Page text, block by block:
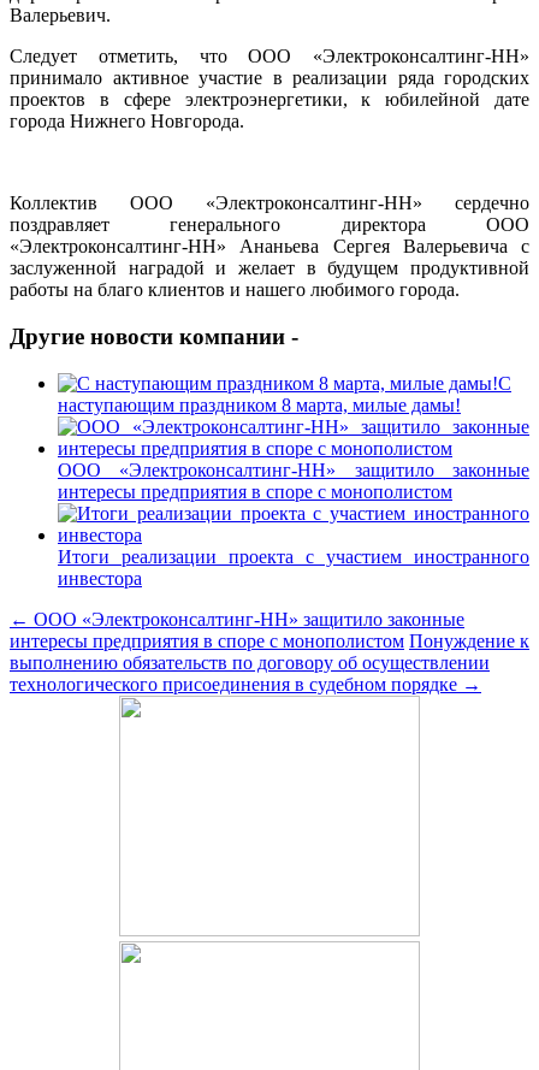
Валерьевич.
Следует отметить, что ООО «Электроконсалтинг-НН»
принимало активное участие в реализации ряда городских
проектов в сфере электроэнергетики, к юбилейной дате
города Нижнего Новгорода.
Коллектив ООО «Электроконсалтинг-НН» сердечно
поздравляет генерального директора ООО
«Электроконсалтинг-НН» Ананьева Сергея Валерьевича с
заслуженной наградой и желает в будущем продуктивной
работы на благо клиентов и нашего любимого города.
Другие новости компании -
C
наступающим праздником 8 марта, милые дамы!
ООО «Электроконсалтинг-НН» защитило законные
интересы предприятия в споре с монополистом
Итоги реализации проекта с участием иностранного
инвестора
Post
navigation
← ООО «Электроконсалтинг-НН» защитило законные
интересы предприятия в споре с монополистом Понуждение к
выполнению обязательств по договору об осуществлении
технологического присоединения в судебном порядке →